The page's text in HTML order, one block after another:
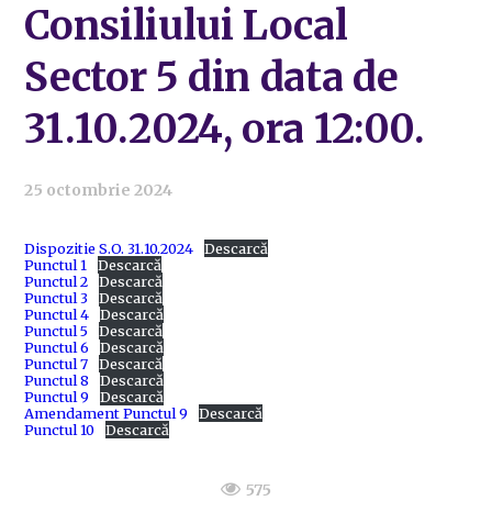
Consiliului Local
Sector 5 din data de
31.10.2024, ora 12:00.
25 octombrie 2024
Dispozitie S.O. 31.10.2024
Descarcă
Punctul 1
Descarcă
Punctul 2
Descarcă
Punctul 3
Descarcă
Punctul 4
Descarcă
Punctul 5
Descarcă
Punctul 6
Descarcă
Punctul 7
Descarcă
Punctul 8
Descarcă
Punctul 9
Descarcă
Amendament Punctul 9
Descarcă
Punctul 10
Descarcă
575